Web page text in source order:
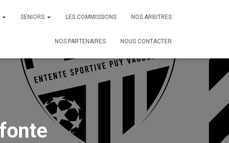
SENIORS LES COMMISSIONS NOS ARBITRES
NOS PARTENAIRES NOUS CONTACTER